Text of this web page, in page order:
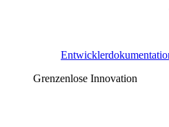
Grenzenlose Innovation